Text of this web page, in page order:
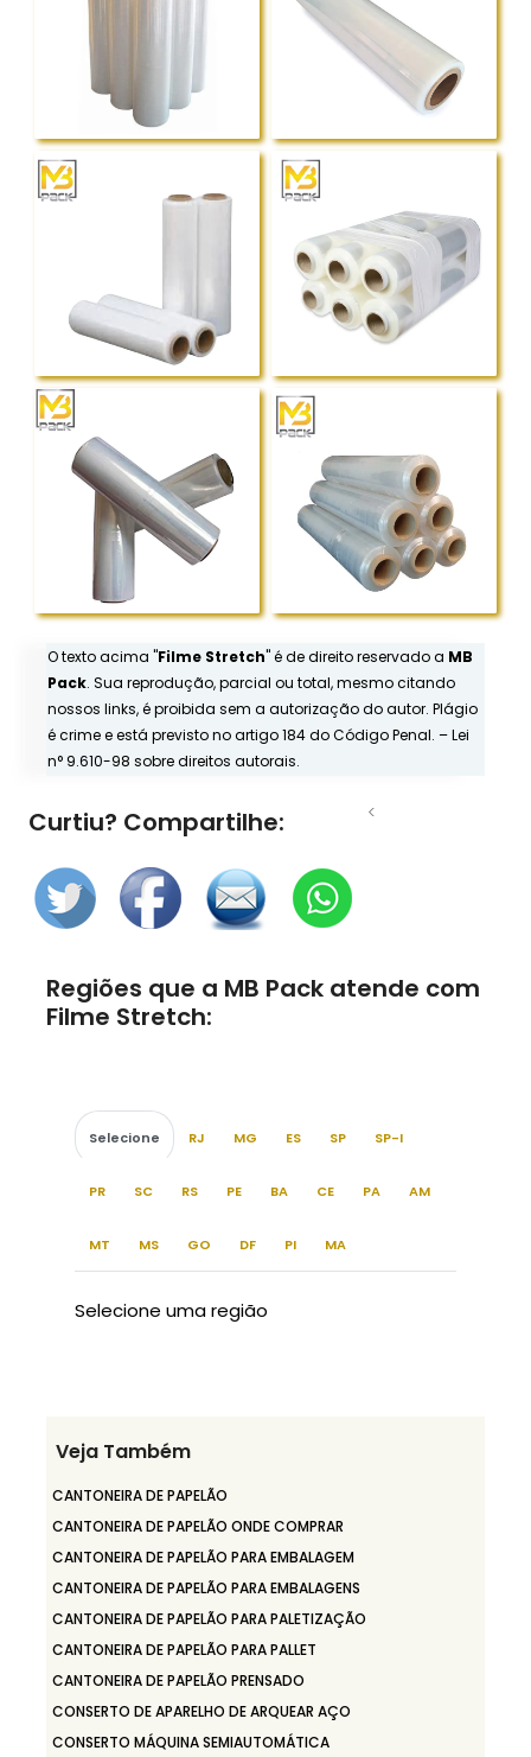
O texto acima "Filme Stretch" é de direito reservado a MB
Pack. Sua reprodução, parcial ou total, mesmo citando
nossos links, é proibida sem a autorização do autor. Plágio
é crime e está previsto no artigo 184 do Código Penal. –Lei
n° 9.610-98 sobre direitos autorais.
Curtiu? Compartilhe: <
Regiões que a MB Pack atende com
Filme Stretch:
Selecione RJ MG ES SP SP-I
PR SC RS PE BA CE PA AM
MT MS GO DF PI MA
Selecione uma região
Veja Também
CANTONEIRA DE PAPELÃO
CANTONEIRA DE PAPELÃO ONDE COMPRAR
CANTONEIRA DE PAPELÃO PARA EMBALAGEM
CANTONEIRA DE PAPELÃO PARA EMBALAGENS
CANTONEIRA DE PAPELÃO PARA PALETIZAÇÃO
CANTONEIRA DE PAPELÃO PARA PALLET
CANTONEIRA DE PAPELÃO PRENSADO
CONSERTO DE APARELHO DE ARQUEAR AÇO
CONSERTO MÁQUINA SEMIAUTOMÁTICA